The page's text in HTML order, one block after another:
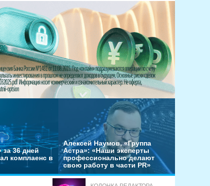
за 36 дней
комплаенс в
Алексей Наумов, «Группа
Астра»: «Наши эксперты
профессионально делают
свою работу в части PR»